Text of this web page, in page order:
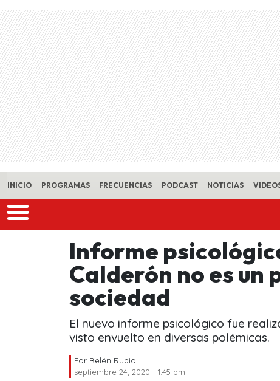
Skip to main content
INICIO PROGRAMAS FRECUENCIAS PODCAST NOTICIAS
Informe
Calderón no es un
sociedad
El nuevo informe psicológico fue
visto envuelto en diversas polémicas.
Por Belén Rubio
septiembre 24, 2020 - 1:45 pm